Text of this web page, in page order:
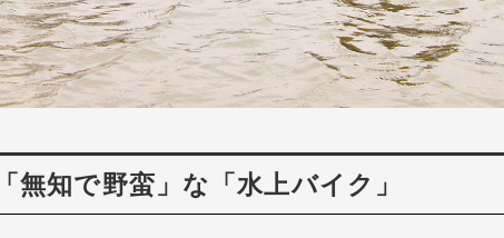
知で野蛮」な「水上バイク」